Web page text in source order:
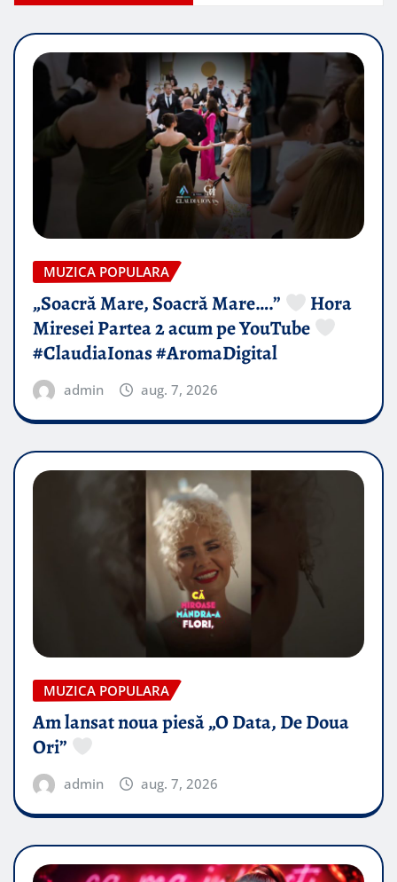
MUZICA POPULARA
„Soacră Mare, Soacră Mare….”
Hora
Miresei Partea 2 acum pe YouTube
#ClaudiaIonas #AromaDigital
admin aug. 7, 2026
MUZICA POPULARA
Am lansat noua piesă „O Data, De Doua
Ori”
admin aug. 7, 2026